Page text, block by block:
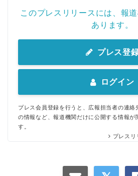
このプレスリリースには、報
あります。
プレス登
ログイン
プレス会員登録を行うと、広報担当者の連絡
の情報など、報道機関だけに公開する情報が
す。
プレスリ